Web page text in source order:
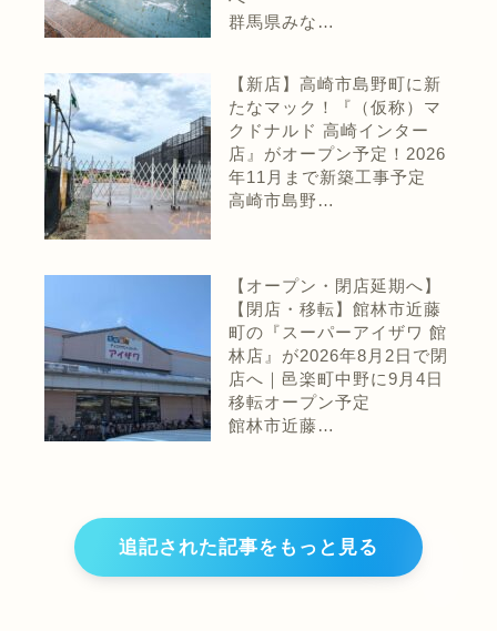
群馬県みな…
【新店】高崎市島野町に新
たなマック！『（仮称）マ
クドナルド 高崎インター
店』がオープン予定！2026
年11月まで新築工事予定
高崎市島野…
【オープン・閉店延期へ】
【閉店・移転】館林市近藤
町の『スーパーアイザワ 館
林店』が2026年8月2日で閉
店へ｜邑楽町中野に9月4日
移転オープン予定
館林市近藤…
追記された記事をもっと見る